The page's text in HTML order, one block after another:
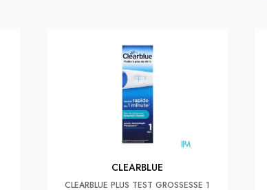
CLEARBLUE
CLEARBLUE PLUS TEST GROSSESSE 1